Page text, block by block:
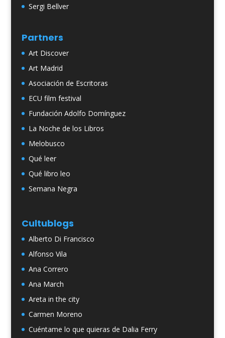
Sergi Bellver
Partners
Art Discover
Art Madrid
Asociación de Escritoras
ECU film festival
Fundación Adolfo Domínguez
La Noche de los Libros
Melobusco
Qué leer
Qué libro leo
Semana Negra
Cultublogs
Alberto Di Francisco
Alfonso Vila
Ana Correro
Ana March
Areta in the city
Carmen Moreno
Cuéntame lo que quieras de Dalia Ferry